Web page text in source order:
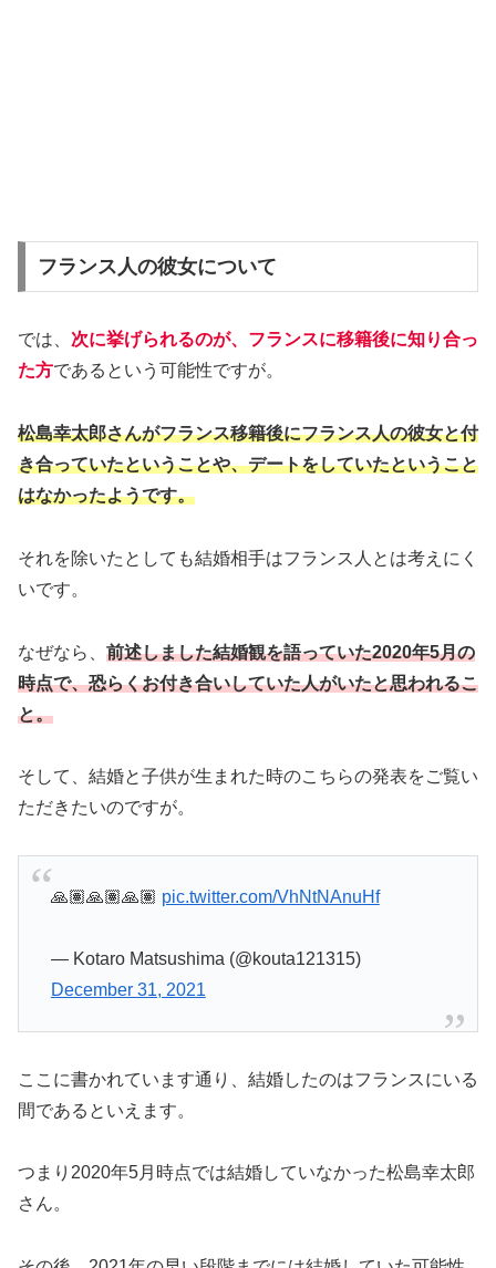
フランス人の彼女について
では、 次に挙げられるのが、フランスに移籍後に知り合っ
た方であるという可能性ですが。
松島幸太郎さんがフランス移籍後にフランス人の彼女と付
き合っていたということや、デートをしていたということ
はなかったようです。
それを除いたとしても結婚相手はフランス人とは考えにく
いです。
なぜなら、 前述しました結婚観を語っていた2020年5月の
時点で、恐らくお付き合いしていた人がいたと思われるこ
と。
そして、結婚と子供が生まれた時のこちらの発表をご覧い
ただきたいのですが。
🙏🏽🙏🏽🙏🏽 pic.twitter.com/VhNtNAnuHf
— Kotaro Matsushima (@kouta121315)
December 31, 2021
ここに書かれています通り、結婚したのはフランスにいる
間であるといえます。
つまり2020年5月時点では結婚していなかった松島幸太郎
さん。